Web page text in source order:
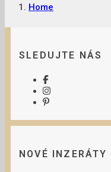
Home
SLEDUJTE NÁS
NOVÉ INZERÁTY